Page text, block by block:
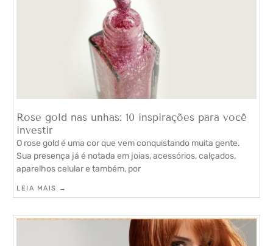
Rose gold nas unhas: 10 inspirações para você
investir
O rose gold é uma cor que vem conquistando muita gente.
Sua presença já é notada em joias, acessórios, calçados,
aparelhos celular e também, por
LEIA MAIS →